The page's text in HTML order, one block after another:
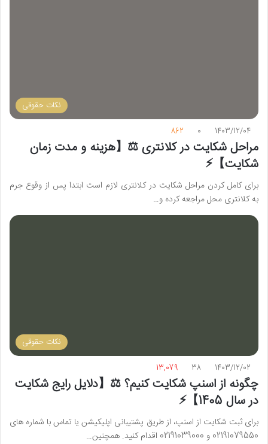
نکات حقوقی
1403/12/04
0
862
مراحل شکایت در کلانتری ⚖️【هزینه و مدت زمان
شکایت】⚡️
برای کامل کردن مراحل شکایت در کلانتری لازم است ابتدا پس از وقوع جرم
به کلانتری محل مراجعه کرده و…
نکات حقوقی
1403/12/02
38
13,079
چگونه از اسنپ شکایت کنیم؟ ⚖️【دلایل رایج شکایت
در سال 1405】⚡️
برای ثبت شکایت از اسنپ، از طریق پشتیبانی اپلیکیشن یا تماس با شماره‌ های
02191079550 و 02191039000 اقدام کنید. همچنین…